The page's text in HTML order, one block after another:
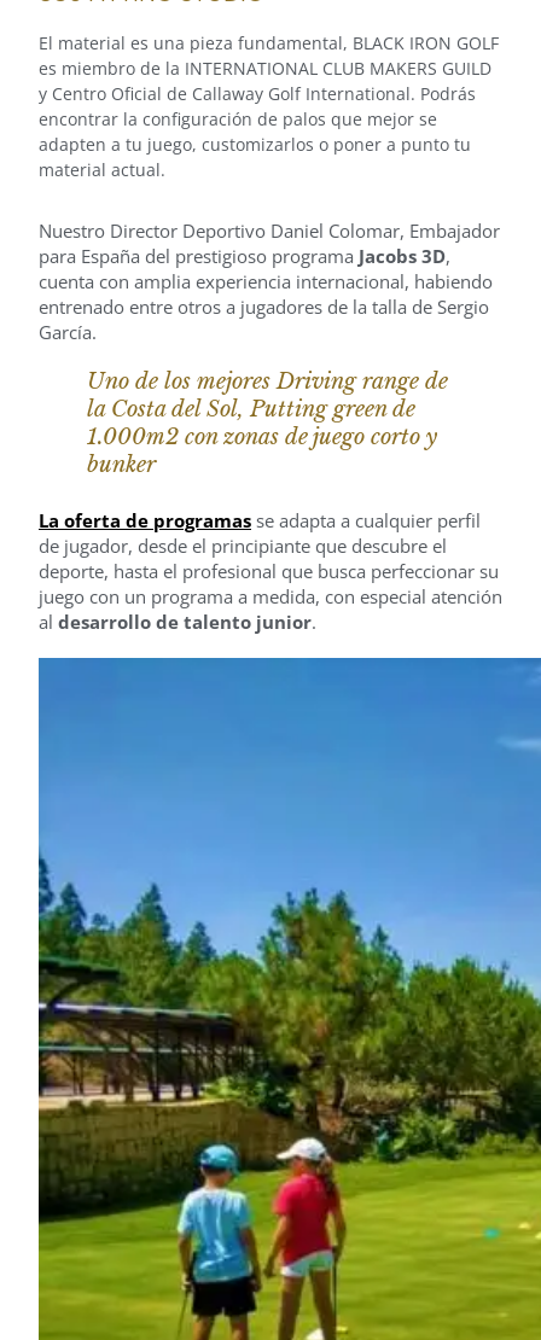
El material es una pieza fundamental, BLACK IRON GOLF
es miembro de la INTERNATIONAL CLUB MAKERS GUILD
y Centro Oficial de Callaway Golf International. Podrás
encontrar la configuración de palos que mejor se
adapten a tu juego, customizarlos o poner a punto tu
material actual.
Nuestro Director Deportivo Daniel Colomar, Embajador
para España del prestigioso programa Jacobs 3D,
cuenta con amplia experiencia internacional, habiendo
entrenado entre otros a jugadores de la talla de Sergio
García.
Uno de los mejores Driving range de
la Costa del Sol, Putting green de
1.000m2 con zonas de juego corto y
bunker
La oferta de programas se adapta a cualquier perfil
de jugador, desde el principiante que descubre el
deporte, hasta el profesional que busca perfeccionar su
juego con un programa a medida, con especial atención
al desarrollo de talento junior.